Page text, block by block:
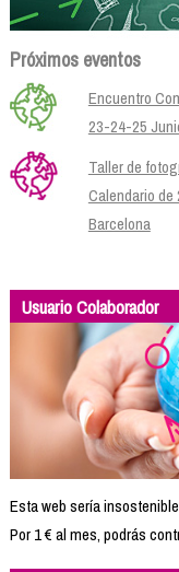
Próximos eventos
Encuentro
23-24-25
Taller de
Calendario de
Barcelona
Usuario Colaborador
Esta web sería
Por 1 € al mes, podrás